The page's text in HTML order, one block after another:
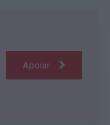
Apoiar